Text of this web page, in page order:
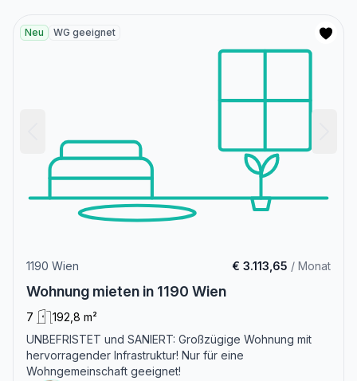
Neu WG geeignet
1190 Wien € 3.113,65 / Monat
Wohnung mieten in 1190 Wien
7
192,8 m²
UNBEFRISTET und SANIERT: Großzügige Wohnung mit
hervorragender Infrastruktur! Nur für eine
Wohngemeinschaft geeignet!